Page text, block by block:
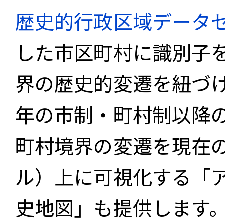
歴史的行政区域データ
した市区町村に識別子
界の歴史的変遷を紐づ
年の市制・町村制以降
町村境界の変遷を現在
ル）上に可視化する「
史地図」も提供します